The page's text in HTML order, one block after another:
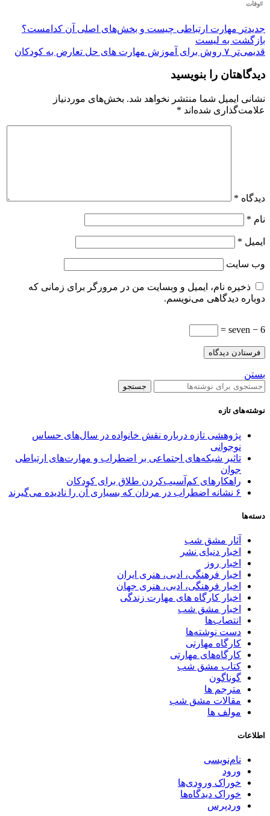
#وفات
جدیدتر مهارت ارتباطی چیست و بخش‌های اصلی آن کدامست؟
بازگشت بە لیست
قدیمی‌تر ۷ روش برای آموزش مهارت های حل تعارض به کودکان
دیدگاهتان را بنویسید
نشانی ایمیل شما منتشر نخواهد شد. بخش‌های موردنیاز
علامت‌گذاری شده‌اند *
دیدگاه *
نام *
ایمیل *
وب‌ سایت
ذخیره نام، ایمیل و وبسایت من در مرورگر برای زمانی که
دوباره دیدگاهی می‌نویسم.
seven − 6 =
بستن
جستجو
نوشته‌های تازه
پژوهشی تازه درباره نقش خانواده در سال‌های حساس
نوجوانی
تاثیر شبکه‌های اجتماعی بر اضطراب و مهارت‌های ارتباطی
جوان
راهکارهای کم‌آسیب‌کردن طلاق برای کودکان
۶ نشانه اضطراب در مردان که بسیاری آن را نادیده می‌گیرند
دسته‌ها
آثار مشق شب
اخبار دنیای نشر
اخبار روز
اخبار فرهنگی، ادبی، هنری ایران
اخبار فرهنگی، ادبی، هنری جهان
اخبار کارگاه های مهارت زندگی
اخبار مشق شب
انتصاب‌ها
دست نوشته‌ها
کارگاه مهارتی
کارگاه‌های مهارتی
کتاب مشق شب
گوناگون
مترجم ها
مقالات مشق شب
مولف ها
اطلاعات
نام‌نویسی
ورود
خوراک ورودی‌ها
خوراک دیدگاه‌ها
وردپرس